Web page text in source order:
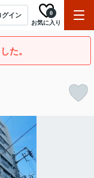
グイン
お気に入り
0
た。